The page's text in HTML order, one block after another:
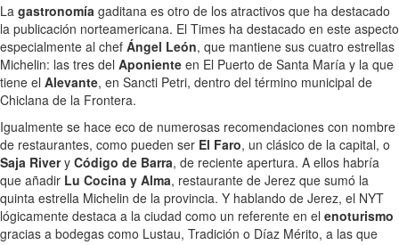
La gastronomía gaditana es otro de los atractivos que ha destacado
la publicación norteamericana. El Times ha destacado en este aspecto
especialmente al chef Ángel León, que mantiene sus cuatro estrellas
Michelin: las tres del Aponiente en El Puerto de Santa María y la que
tiene el Alevante, en Sancti Petri, dentro del término municipal de
Chiclana de la Frontera.
Igualmente se hace eco de numerosas recomendaciones con nombre
de restaurantes, como pueden ser El Faro, un clásico de la capital, o
Saja Rivery Código de Barra, de reciente apertura. A ellos habría
que añadir Lu Cocina y Alma, restaurante de Jerez que sumó la
quinta estrella Michelin de la provincia. Y hablando de Jerez, el NYT
lógicamente destaca a la ciudad como un referente en el enoturismo
gracias a bodegas como Lustau, Tradición o Díaz Mérito, a las que